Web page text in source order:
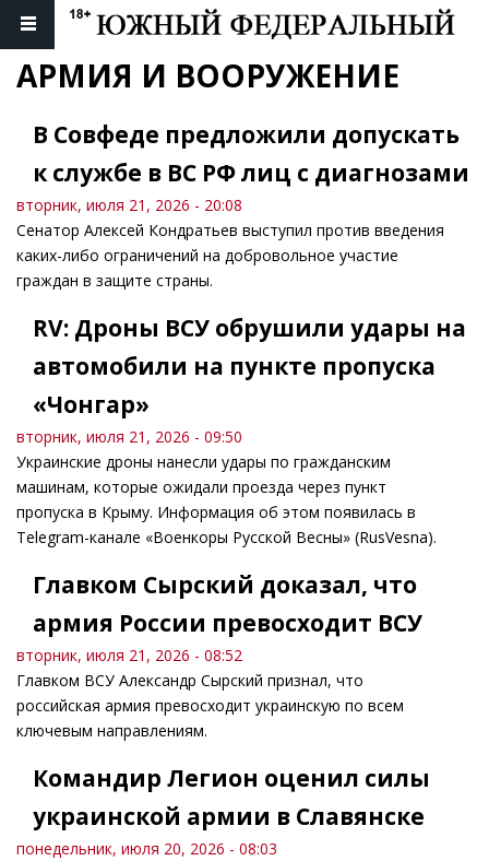
АРМИЯ И ВООРУЖЕНИЕ
В Совфеде предложили допускать
к службе в ВС РФ лиц с диагнозами
вторник, июля 21, 2026 - 20:08
Сенатор Алексей Кондратьев выступил против введения
каких-либо ограничений на добровольное участие
граждан в защите страны.
RV: Дроны ВСУ обрушили удары на
автомобили на пункте пропуска
«Чонгар»
вторник, июля 21, 2026 - 09:50
Украинские дроны нанесли удары по гражданским
машинам, которые ожидали проезда через пункт
пропуска в Крыму. Информация об этом появилась в
Telegram-канале «Военкоры Русской Весны» (RusVesna).
Главком Сырский доказал, что
армия России превосходит ВСУ
вторник, июля 21, 2026 - 08:52
Главком ВСУ Александр Сырский признал, что
российская армия превосходит украинскую по всем
ключевым направлениям.
Командир Легион оценил силы
украинской армии в Славянске
понедельник, июля 20, 2026 - 08:03